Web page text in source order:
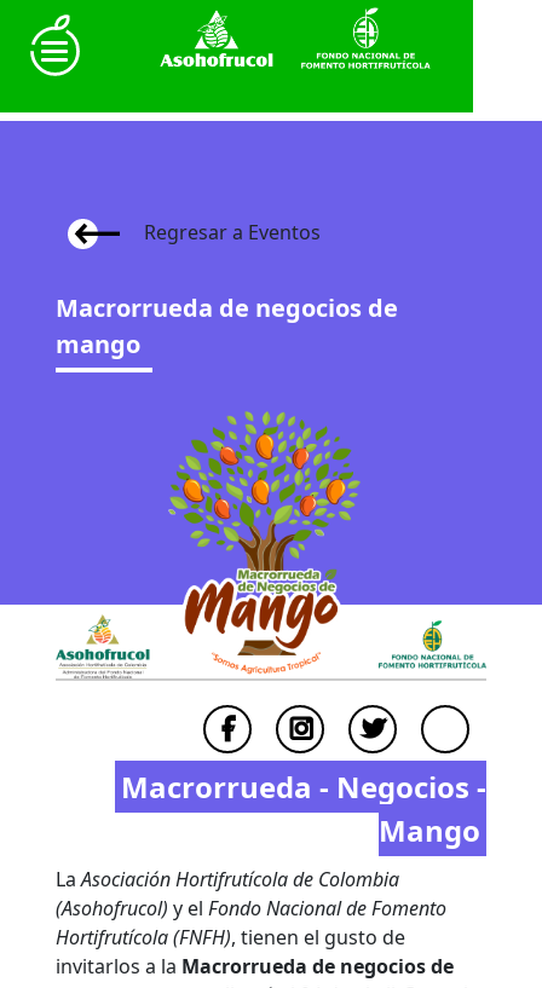
Regresar a Eventos
Macrorrueda de negocios de
mango
Macrorrueda - Negocios -
Mango
LaAsociación Hortifrutícola de Colombia
(Asohofrucol) y el Fondo Nacional de Fomento
Hortifrutícola (FNFH), tienen el gusto de
invitarlos a la Macrorrueda de negocios de